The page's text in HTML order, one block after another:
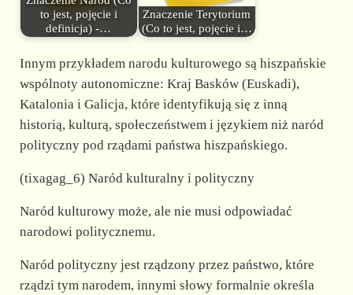
to jest, pojęcie i
definicja) -…
Znaczenie Terytorium
(Co to jest, pojęcie i…
Innym przykładem narodu kulturowego są hiszpańskie
wspólnoty autonomiczne: Kraj Basków (Euskadi),
Katalonia i Galicja, które identyfikują się z inną
historią, kulturą, społeczeństwem i językiem niż naród
polityczny pod rządami państwa hiszpańskiego.
(tixagag_6) Naród kulturalny i polityczny
Naród kulturowy może, ale nie musi odpowiadać
narodowi politycznemu.
Naród polityczny jest rządzony przez państwo, które
rządzi tym narodem, innymi słowy formalnie określa